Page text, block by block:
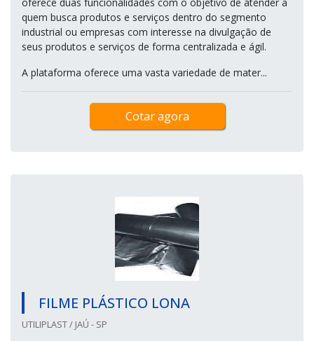
quem busca produtos e serviços dentro do segmento
industrial ou empresas com interesse na divulgação de
seus produtos e serviços de forma centralizada e ágil.
A plataforma oferece uma vasta variedade de mater...
Cotar agora
FILME PLÁSTICO LONA
UTILIPLAST / JAÚ - SP